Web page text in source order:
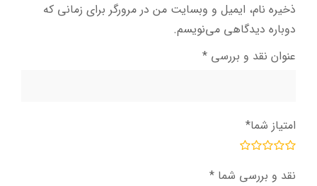
ذخیره نام، ایمیل و وبسایت من در مرورگر برای زمانی که
دوباره دیدگاهی می‌نویسم.
عنوان نقد و بررسی *
امتیاز شما*
نقد و بررسی شما *